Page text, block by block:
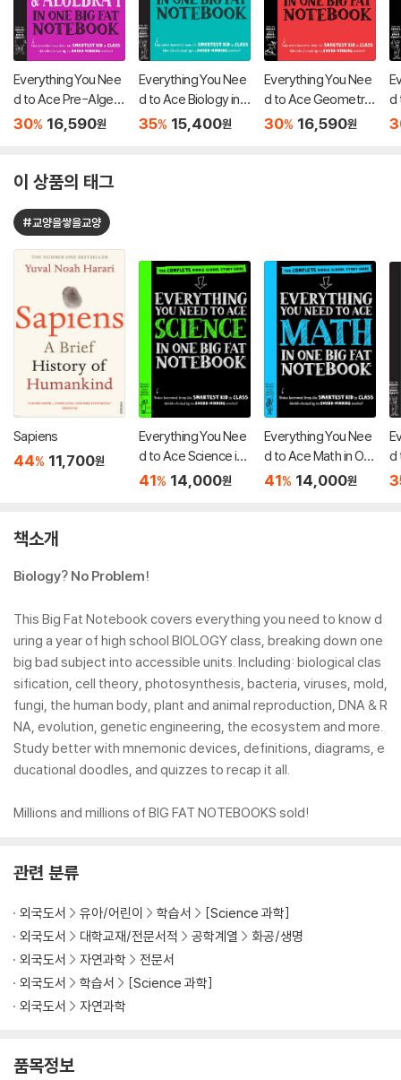
Everything You Nee
d to Ace Pre-Algebr
a and Algebra I in On
30% 16,590원
Everything You Nee
d to Ace Biology in
One Big Fat Notebo
35% 15,400원
Everything You Nee
d to Ace Geometry i
n One Big Fat Noteb
30% 16,590원
d
n
이 상품의 태그
#교양을쌓을교양
Sapiens
44% 11,700원
Everything You Nee
d to Ace Science in
One Big Fat Notebo
41% 14,000원
Everything You Nee
d to Ace Math in On
e Big Fat Notebook
41% 14,000원
d
책소개
Biology? No Problem!
This Big Fat Notebook covers everything you need to know d
uring a year of high school BIOLOGY class, breaking down one
big bad subject into accessible units. Including: biological clas
sification, cell theory, photosynthesis, bacteria, viruses, mold,
fungi, the human body, plant and animal reproduction, DNA & R
NA, evolution, genetic engineering, the ecosystem and more.
Study better with mnemonic devices, definitions, diagrams, e
ducational doodles, and quizzes to recap it all.
Millions and millions of BIG FAT NOTEBOOKS sold!
관련 분류
외국도서 유아/어린이 학습서
[Science 과학]
외국도서
대학교재/전문서적 공학계열
화공/생명
외국도서
자연과학
전문서
외국도서
학습서
[Science 과학]
외국도서
자연과학
품목정보